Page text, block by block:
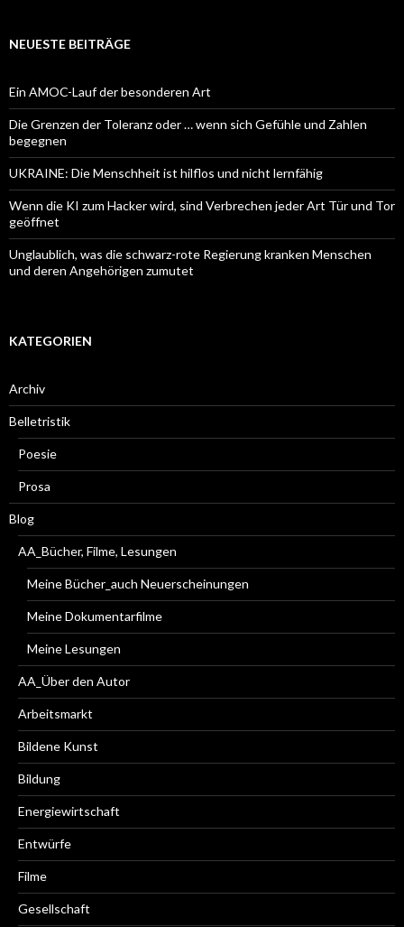
NEUESTE BEITRÄGE
Ein AMOC-Lauf der besonderen Art
Die Grenzen der Toleranz oder … wenn sich Gefühle und Zahlen
begegnen
UKRAINE: Die Menschheit ist hilflos und nicht lernfähig
Wenn die KI zum Hacker wird, sind Verbrechen jeder Art Tür und Tor
geöffnet
Unglaublich, was die schwarz-rote Regierung kranken Menschen
und deren Angehörigen zumutet
KATEGORIEN
Archiv
Belletristik
Poesie
Prosa
Blog
AA_Bücher, Filme, Lesungen
Meine Bücher_auch Neuerscheinungen
Meine Dokumentarfilme
Meine Lesungen
AA_Über den Autor
Arbeitsmarkt
Bildene Kunst
Bildung
Energiewirtschaft
Entwürfe
Filme
Gesellschaft